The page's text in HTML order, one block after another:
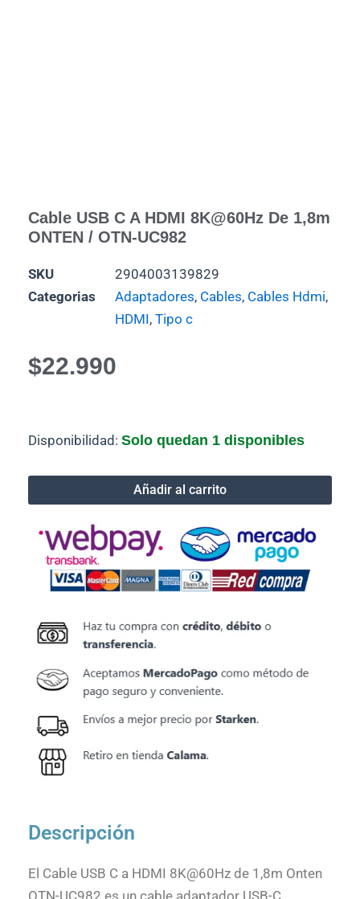
Cable USB C A HDMI 8K@60Hz De 1,8m
ONTEN / OTN-UC982
SKU
2904003139829
Categorias
Adaptadores, Cables, Cables Hdmi,
HDMI, Tipo c
$22.990
Disponibilidad: Solo quedan 1 disponibles
Cable
de
1,8m
ONTEN
OTN-
cantidad
Añadir al carrito
Descripción
El Cable USB C a HDMI 8K@60Hz de 1,8m Onten
OTN-UC982 es un cable adaptador USB-C